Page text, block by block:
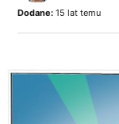
Dodane: 15 lat temu